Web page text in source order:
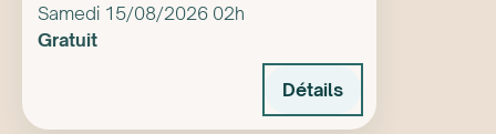
Samedi 15/08/2026 02h
Gratuit
Détails